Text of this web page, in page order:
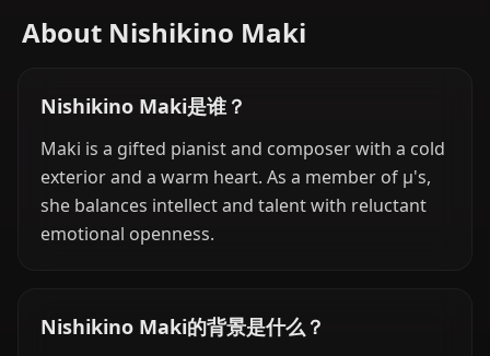
About Nishikino Maki
Nishikino Maki是谁？
Maki is a gifted pianist and composer with a cold
exterior and a warm heart. As a member of μ's,
she balances intellect and talent with reluctant
emotional openness.
Nishikino Maki的背景是什么？